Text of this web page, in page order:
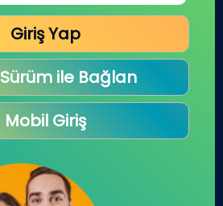
Giriş Yap
ile Bağlan
Mobil Giriş